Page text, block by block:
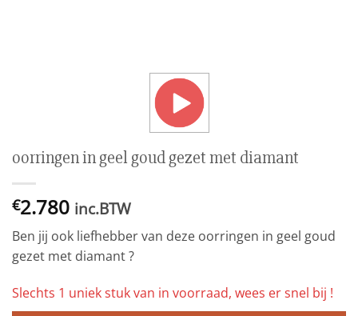
oorringen in geel goud gezet met diamant
€2.780 inc.BTW
Ben jij ook liefhebber van deze oorringen in geel goud
gezet met diamant ?
Slechts 1 uniek stuk van in voorraad, wees er snel bij !